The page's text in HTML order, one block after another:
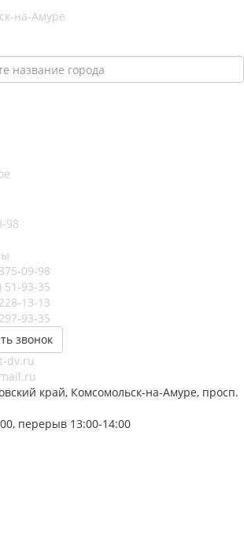
на-Амуре
98
09-98
51-93-35
13-13
93-35
звонок
dv.ru
край, Комсомольск-на-Амуре, просп.
перерыв 13:00-14:00